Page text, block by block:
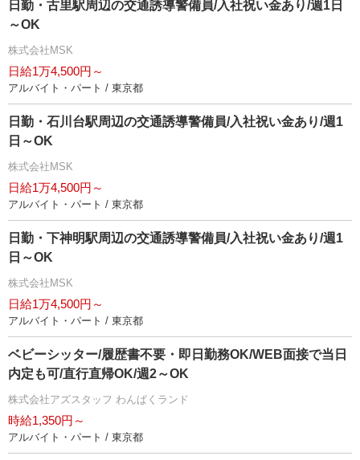
日勤・古里駅周辺の交通誘導警備員/入社祝い金あり/週1日
～OK
株式会社MSK
日給1万4,500円～
アルバイト・パート / 東京都
日勤・石川台駅周辺の交通誘導警備員/入社祝い金あり/週1
日～OK
株式会社MSK
日給1万4,500円～
アルバイト・パート / 東京都
日勤・下神明駅周辺の交通誘導警備員/入社祝い金あり/週1
日～OK
株式会社MSK
日給1万4,500円～
アルバイト・パート / 東京都
ベビーシッター/履歴書不要・即日勤務OK/WEB面接で当日
内定も可/直行直帰OK/週2～OK
株式会社アズスタッフ わんぱくランド
時給1,350円～
アルバイト・パート / 東京都